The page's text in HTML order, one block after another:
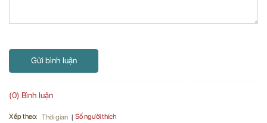
Gửi bình luận
(0) Bình luận
Xếp theo: Thời gian Số người thích